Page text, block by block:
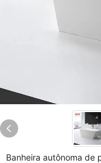
Banheira autônoma de